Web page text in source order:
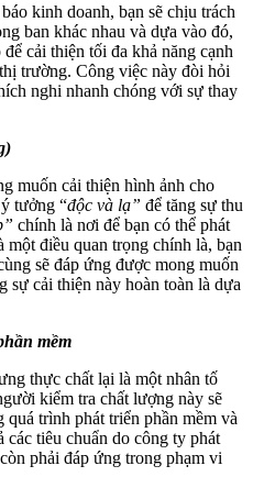
kinh doanh, bạn sẽ chịu trách
ban khác nhau và dựa vào đó,
cải thiện tối đa khả năng cạnh
trường. Công việc này đòi hỏi
nghi nhanh chóng với sự thay
muốn cải thiện hình ảnh cho
tưởng “độc và lạ” để tăng sự thu
chính là nơi để bạn có thể phát
điều quan trọng chính là, bạn
sẽ đáp ứng được mong muốn
sự cải thiện này hoàn toàn là dựa
mềm
thực chất lại là một nhân tố
kiểm tra chất lượng này sẽ
trình phát triển phần mềm và
các tiêu chuẩn do công ty phát
phải đáp ứng trong phạm vi